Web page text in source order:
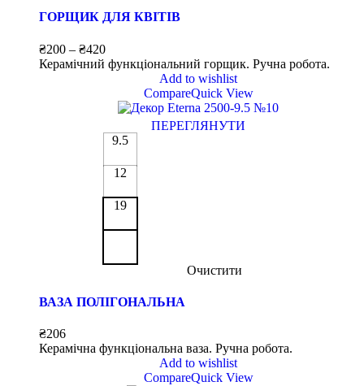
ГОРЩИК ДЛЯ КВІТІВ
₴200 – ₴420
Керамічний функціональний горщик. Ручна робота.
Add to wishlist
CompareQuick View
ПЕРЕГЛЯНУТИ
9.5
12
19
Очистити
ВАЗА ПОЛІГОНАЛЬНА
₴206
Керамічна функціональна ваза. Ручна робота.
Add to wishlist
CompareQuick View